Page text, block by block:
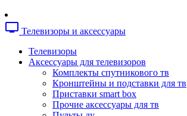
Телефония
Рации
Консоли для мини-атс
Системные телефоны
Телефоны
Телефоны dect
tv Телевизоры и аксессуары
Телевизоры
Аксессуары для телевизоров
Комплекты спутникового тв
Кронштейны и подставки для тв
Приставки smart box
Прочие аксессуары для тв